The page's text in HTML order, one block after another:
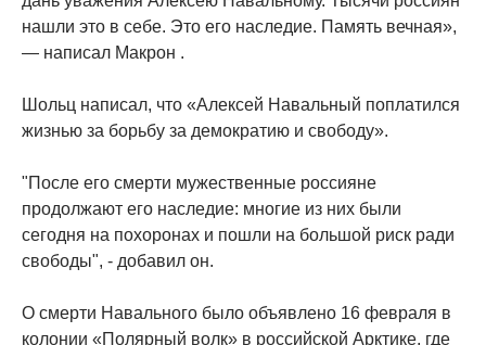
нашли это в себе. Это его наследие. Память вечная»,
— написал Макрон .
Шольц написал, что «Алексей Навальный поплатился
жизнью за борьбу за демократию и свободу».
"После его смерти мужественные россияне
продолжают его наследие: многие из них были
сегодня на похоронах и пошли на большой риск ради
свободы", - добавил он.
О смерти Навального было объявлено 16 февраля в
колонии «Полярный волк» в российской Арктике, где